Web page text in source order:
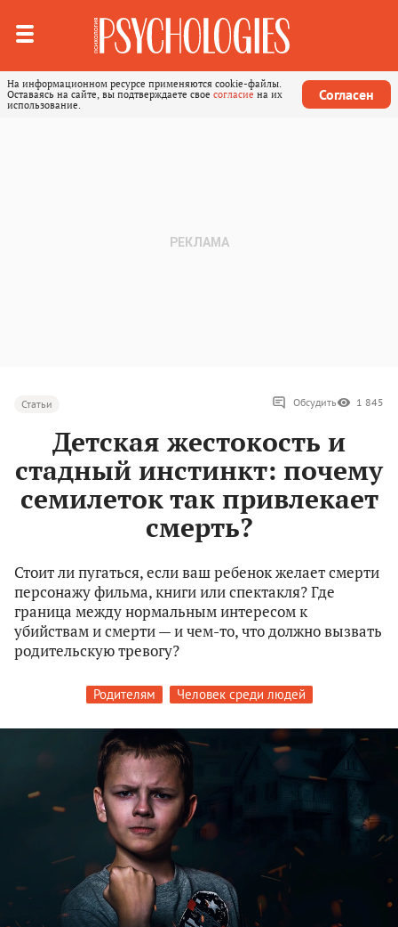
На информационном ресурсе применяются cookie-файлы.
Оставаясь на сайте, вы подтверждаете свое согласие на их
использование.
Согласен
Статьи Обсудить 1 845
Детская жестокость и
стадный инстинкт: почему
семилеток так привлекает
смерть?
Стоит ли пугаться, если ваш ребенок желает смерти
персонажу фильма, книги или спектакля? Где
граница между нормальным интересом к
убийствам и смерти — и чем-то, что должно вызвать
родительскую тревогу?
Родителям Человек среди людей